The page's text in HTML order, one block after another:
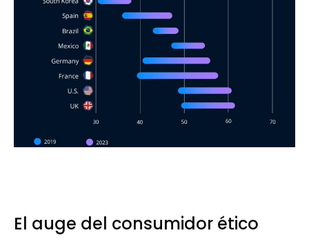
El auge del consumidor ético